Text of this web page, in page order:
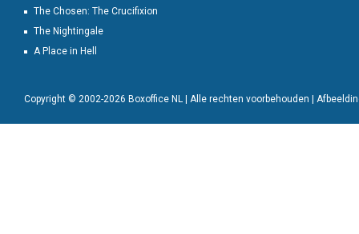
The Chosen: The Crucifixion
The Nightingale
A Place in Hell
Copyright © 2002-2026 Boxoffice NL | Alle rechten voorbehouden |